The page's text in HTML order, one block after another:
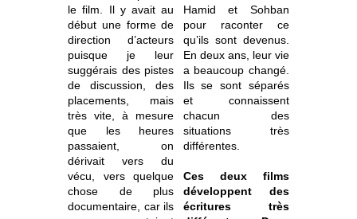
le film. Il y avait au
début une forme de
direction d’acteurs
puisque je leur
suggérais des pistes
de discussion, des
placements, mais
très vite, à mesure
que les heures
passaient, on
dérivait vers du
vécu, vers quelque
chose de plus
documentaire, car ils
Hamid et Sohban
pour raconter ce
qu’ils sont devenus.
En deux ans, leur vie
a beaucoup changé.
Ils se sont séparés
et connaissent
chacun des
situations très
différentes.
Ces deux films
développent des
écritures très